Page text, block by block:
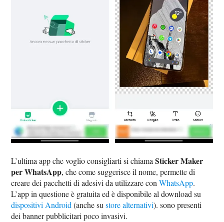
L’ultima app che voglio consigliarti si chiamaSticker Maker
per WhatsApp, che come suggerisce il nome, permette di
creare dei pacchetti di adesivi da utilizzare conWhatsApp.
L’app in questione è gratuita ed è disponibile al download su
dispositivi Android(anche sustore alternativi). sono presenti
dei banner pubblicitari poco invasivi.